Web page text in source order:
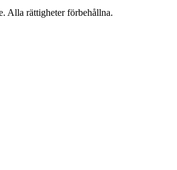
. Alla rättigheter förbehållna.